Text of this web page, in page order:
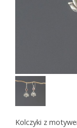
Kolczyki z